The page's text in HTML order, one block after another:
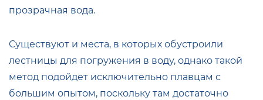
прозрачная вода.
Существуют и места, в которых обустроили
лестницы для погружения в воду, однако такой
метод подойдет исключительно плавцам с
большим опытом, поскольку там достаточно